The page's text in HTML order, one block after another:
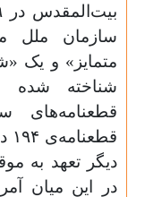
سازمان ملل
متمایز» و یک
شناخته شده
قطعنامه‌های
دیگر تعهد به
در این میان